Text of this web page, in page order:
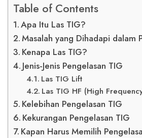
Table of Contents
Apa Itu Las TIG?
Masalah yang Dihadapi dalam
Kenapa Las TIG?
Jenis-Jenis Pengelasan TIG
Las TIG Lift
Las TIG HF (High
Kelebihan Pengelasan TIG
Kekurangan Pengelasan TIG
Kapan Harus Memilih